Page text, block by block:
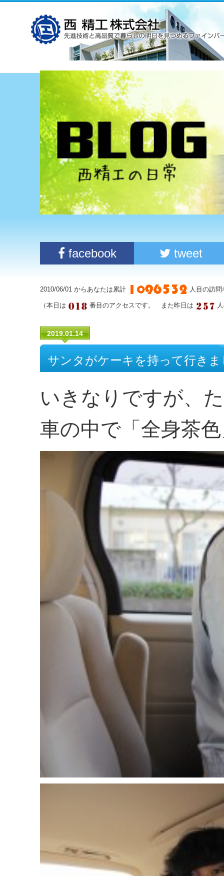
facebook tweet
2010/06/01 からあなたは累計 人目の訪
（本日は 番目のアクセスです。 また昨日は
2019.01.14
サンタがケーキを持って行き
いきなりですが、
車の中で「全身茶